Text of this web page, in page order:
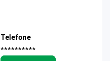
Telefone
**********